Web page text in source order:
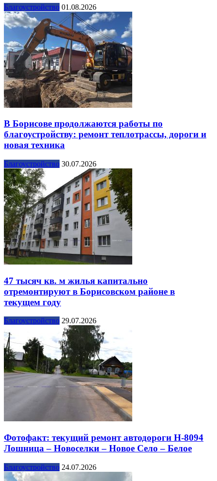
Благоустройство 01.08.2026
В Борисове продолжаются работы по
благоустройству: ремонт теплотрассы, дороги и
новая техника
Благоустройство 30.07.2026
47 тысяч кв. м жилья капитально
отремонтируют в Борисовском районе в
текущем году
Благоустройство 29.07.2026
Фотофакт: текущий ремонт автодороги Н-8094
Лошница – Новоселки – Новое Село – Белое
Благоустройство 24.07.2026